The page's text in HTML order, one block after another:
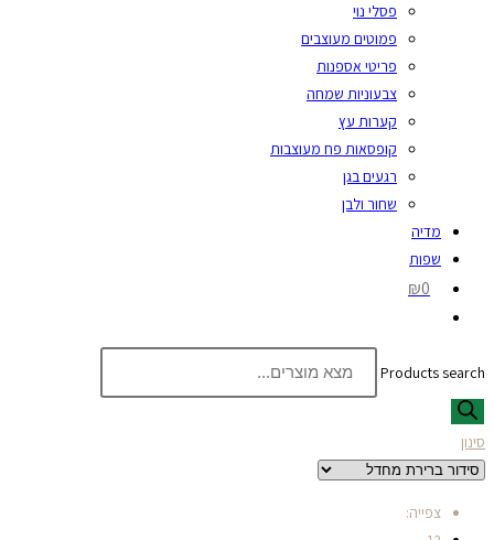
פסלי נוי
פמוטים מעוצבים
פריטי אספנות
צבעוניות שמחה
קערות עץ
קופסאות פח מעוצבות
רגעים בגן
שחור ולבן
מדיה
שפות
₪0
Products search
סינון
צפייה: